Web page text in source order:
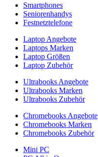
Smartphones
Seniorenhandys
Festnetztelefone
Laptop Angebote
Laptops Marken
Laptop Größen
Laptop Zubehör
Ultrabooks Angebote
Ultrabooks Marken
Ultrabooks Zubehör
Chromebooks Angebote
Chromebooks Marken
Chromebooks Zubehör
Mini PC